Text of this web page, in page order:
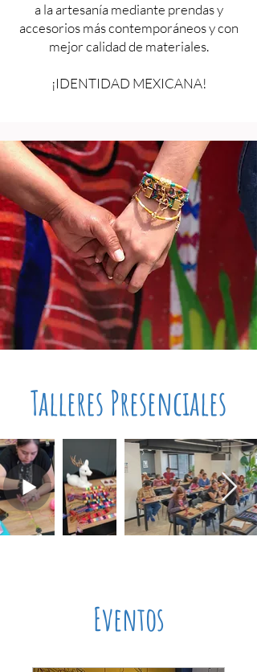
a la artesanía mediante prendas y
accesorios más contemporáneos y con
mejor calidad de materiales.
¡IDENTIDAD MEXICANA!
Talleres Presenciales
Eventos